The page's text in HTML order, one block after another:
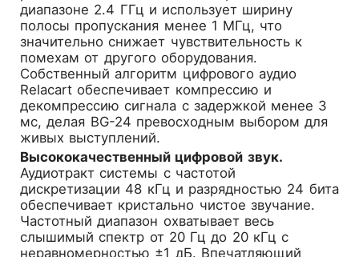
диапазоне 2.4 ГГц и использует ширину
полосы пропускания менее 1 МГц, что
значительно снижает чувствительность к
помехам от другого оборудования.
Собственный алгоритм цифрового аудио
Relacart обеспечивает компрессию и
декомпрессию сигнала с задержкой менее 3
мс, делая BG-24 превосходным выбором для
живых выступлений.
Высококачественный цифровой звук.
Аудиотракт системы с частотой
дискретизации 48 кГц и разрядностью 24 бита
обеспечивает кристально чистое звучание.
Частотный диапазон охватывает весь
слышимый спектр от 20 Гц до 20 кГц с
неравномерностью ±1 дБ. Впечатляющий